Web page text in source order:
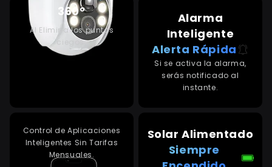
360°
AI Elimina los puntos
ciegos.
Alarma
Inteligente
Alerta Rápida
Si se activa la alarma,
serás notificado al
instante.
Control de Aplicaciones
Inteligentes Sin Tarifas
Mensuales.
Solar Alimentado
Siempre